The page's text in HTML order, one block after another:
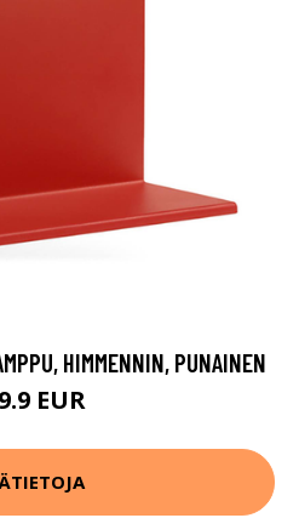
HIMMENNIN, PUNAINEN
EUR